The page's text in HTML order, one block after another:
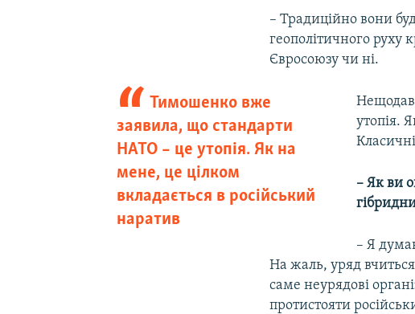
– Традиційно вони
геополітичного
Євросоюзу чи ні.
Тимошенко вже
заявила, що стандарти
НАТО – це утопія. Як на
мене, це цілком
вкладається в російський
наратив
утопія.
– Як ви
– Я
На жаль, уряд
саме неурядові
протистояти